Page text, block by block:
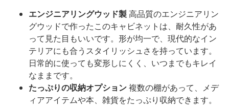
エンジニアリングウッド製高品質のエンジニアリン
グウッドで作ったこのキャビネットは、耐久性があ
って見た目もいいです。形が均一で、現代的なイン
テリアにも合うスタイリッシュさを持っています。
日常的に使っても変形しにくく、いつまでもキレイ
なままです。
たっぷりの収納オプション複数の棚があって、メデ
ィアアイテムや本、雑貨をたっぷり収納できます。